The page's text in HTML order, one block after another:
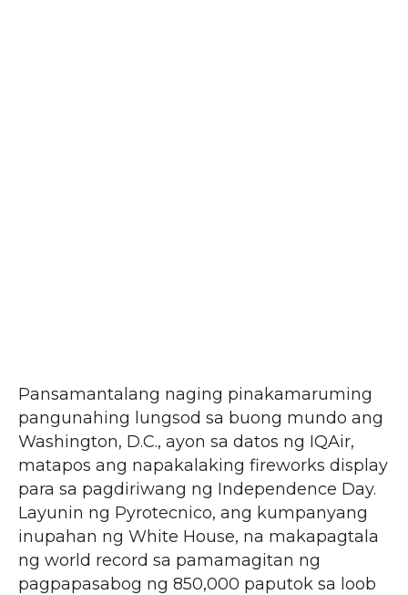
Pansamantalang naging pinakamaruming
pangunahing lungsod sa buong mundo ang
Washington, D.C., ayon sa datos ng IQAir,
matapos ang napakalaking fireworks display
para sa pagdiriwang ng Independence Day.
Layunin ng Pyrotecnico, ang kumpanyang
inupahan ng White House, na makapagtala
ng world record sa pamamagitan ng
pagpapasabog ng 850,000 paputok sa loob